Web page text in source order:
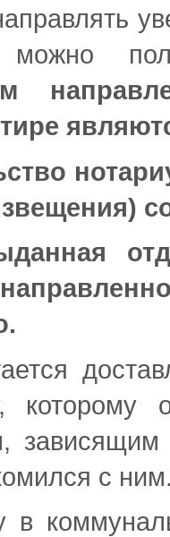
можно
которому
с
в